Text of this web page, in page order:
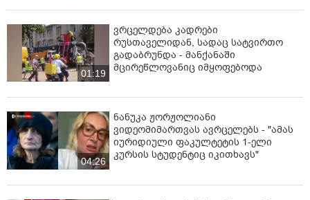
01:19
ვრცელდება კადრები
რუსთაველიდან, სადაც სატვირთო
გადაბრუნდა - მანქანაში
მცირეწლოვანიც იმყოფებოდა
04:26
ნანუკა ჟორჟოლიანი
ვიდეომიმართვას ავრცელებს - "ამას
იურიდიული ფაკულტეტის 1-ელი
კურსის სტუდენტიც იკითხავს"